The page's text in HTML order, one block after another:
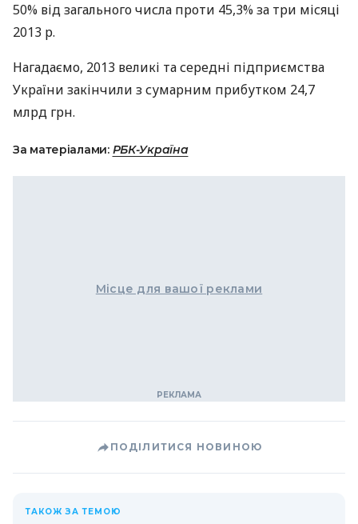
50% від загального числа проти 45,3% за три місяці
2013 р.
Нагадаємо, 2013 великі та середні підприємства
України закінчили з сумарним прибутком 24,7
млрд грн.
За матеріалами: РБК-Україна
Місце для вашої реклами
ПОДІЛИТИСЯ НОВИНОЮ
ТАКОЖ ЗА ТЕМОЮ